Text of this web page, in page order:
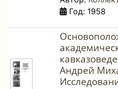
Год: 1958
Андрей